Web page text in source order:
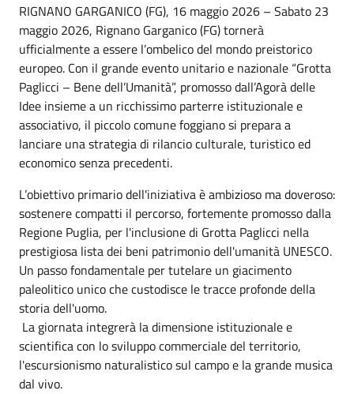
RIGNANO GARGANICO (FG), 16 maggio 2026 – Sabato 23
maggio 2026, Rignano Garganico (FG) tornerà
ufficialmente a essere l’ombelico del mondo preistorico
europeo. Con il grande evento unitario e nazionale “Grotta
Paglicci – Bene dell’Umanità”, promosso dall’Agorà delle
Idee insieme a un ricchissimo parterre istituzionale e
associativo, il piccolo comune foggiano si prepara a
lanciare una strategia di rilancio culturale, turistico ed
economico senza precedenti.
L’obiettivo primario dell'iniziativa è ambizioso ma doveroso:
sostenere compatti il percorso, fortemente promosso dalla
Regione Puglia, per l'inclusione di Grotta Paglicci nella
prestigiosa lista dei beni patrimonio dell'umanità UNESCO.
Un passo fondamentale per tutelare un giacimento
paleolitico unico che custodisce le tracce profonde della
storia dell'uomo.
La giornata integrerà la dimensione istituzionale e
scientifica con lo sviluppo commerciale del territorio,
l'escursionismo naturalistico sul campo e la grande musica
dal vivo.